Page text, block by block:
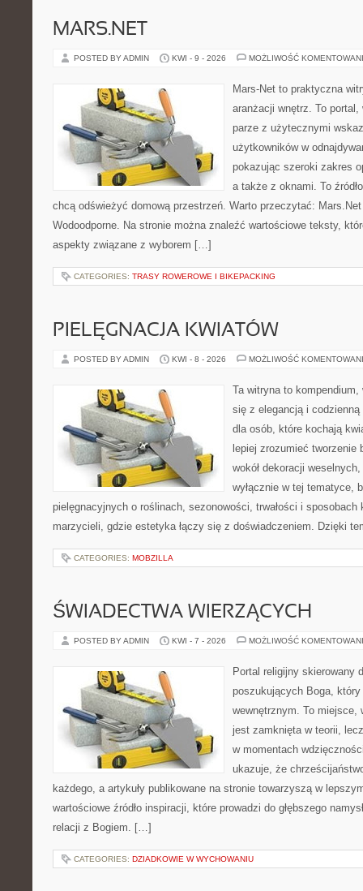
MARS.NET
POSTED BY ADMIN KWI - 9 - 2026 MOŻLIWOŚĆ
Mars-Net to praktyczna
aranżacji wnętrz. To
parze z użytecznymi
użytkowników w
pokazując szeroki zakres
a także z oknami. To
chcą odświeżyć domową przestrzeń. Warto przeczytać:
Wodoodporne. Na stronie można znaleźć wartościowe teksty,
aspekty związane z wyborem […]
CATEGORIES: TRASY ROWEROWE I BIKEPACKING
PIELĘGNACJA KWIATÓW
POSTED BY ADMIN KWI - 8 - 2026 MOŻLIWOŚĆ
Ta witryna to
się z elegancją i
dla osób, które kochają
lepiej zrozumieć tworzenie
wokół dekoracji
wyłącznie w tej tematyce,
pielęgnacyjnych o roślinach, sezonowości, trwałości i sposobach
marzycieli, gdzie estetyka łączy się z doświadczeniem. Dzięki
CATEGORIES: MOBZILLA
ŚWIADECTWA WIERZĄCYCH
POSTED BY ADMIN KWI - 7 - 2026 MOŻLIWOŚĆ
Portal religijny skierowany
poszukujących Boga,
wewnętrznym. To miejsce,
jest zamknięta w teorii,
w momentach
ukazuje, że
każdego, a artykuły publikowane na stronie towarzyszą w
wartościowe źródło inspiracji, które prowadzi do głębszego
relacji z Bogiem. […]
CATEGORIES: DZIADKOWIE W WYCHOWANIU